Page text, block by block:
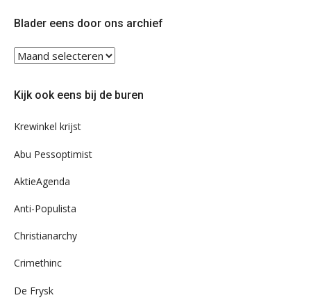
Blader eens door ons archief
Blader
ons
Kijk ook eens bij de buren
Krewinkel krijst
Abu Pessoptimist
AktieAgenda
Anti-Populista
Christianarchy
Crimethinc
De Frysk